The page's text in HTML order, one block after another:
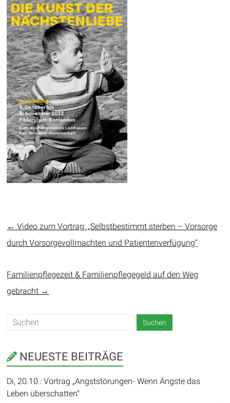
← Video zum Vortrag: „Selbstbestimmt sterben – Vorsorge
durch Vorsorgevollmachten und Patientenverfügung“
Familienpflegezeit & Familienpflegegeld auf den Weg
gebracht →
NEUESTE BEITRÄGE
Di, 20.10.: Vortrag „Angststörungen- Wenn Ängste das
Leben überschatten“